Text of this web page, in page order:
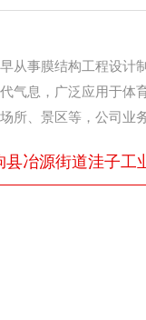
从事膜结构工程设计
气息，广泛应用于体
所、景区等，公司业
冶源街道洼子工